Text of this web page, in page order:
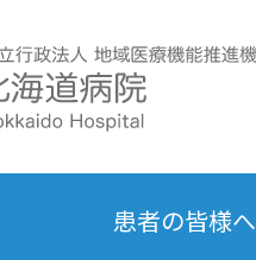
患者の皆様へ